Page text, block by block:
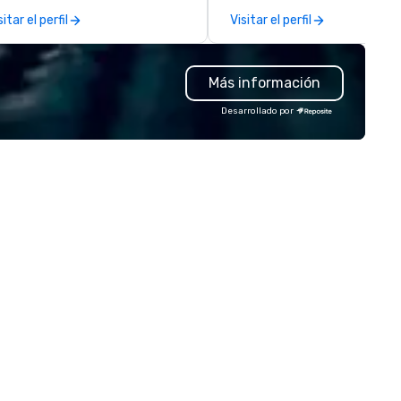
disseminated across social
platforms, our event
services drive lasting
on investment.
el perfil
businesses, events, and
individuals who require high-
quality mobility solutions,
ensuring professionalism,
comfort, and punctuality. Our
services are tailored to meet
diverse mobility needs,
Visitar el perfil
Más información
Desarrollado por